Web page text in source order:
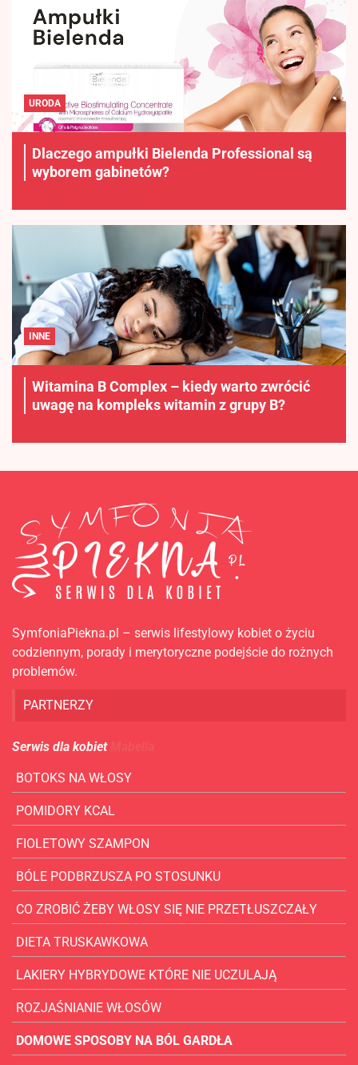
URODA
Dlaczego ampułki Bielenda Professional są
wyborem gabinetów?
INNE
Witamina B Complex – kiedy warto zwrócić
uwagę na kompleks witamin z grupy B?
SymfoniaPiekna.pl – serwis lifestylowy kobiet o życiu
codziennym, porady i merytoryczne podejście do rożnych
problemów.
PARTNERZY
Serwis dla kobiet
BOTOKS NA WŁOSY
POMIDORY KCAL
FIOLETOWY SZAMPON
BÓLE PODBRZUSZA PO STOSUNKU
CO ZROBIĆ ŻEBY WŁOSY SIĘ NIE PRZETŁUSZCZAŁY
DIETA TRUSKAWKOWA
LAKIERY HYBRYDOWE KTÓRE NIE UCZULAJĄ
ROZJAŚNIANIE WŁOSÓW
DOMOWE SPOSOBY NA BÓL GARDŁA